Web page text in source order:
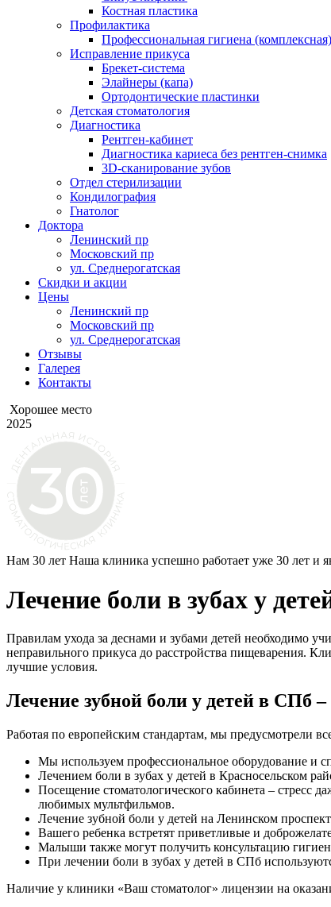
Костная пластика
Профилактика
Профессиональная гигиена (комплексная)
Исправление прикуса
Брекет-система
Элайнеры (капа)
Ортодонтические пластинки
Детская стоматология
Диагностика
Рентген-кабинет
Диагностика кариеса без рентген-снимка
3D-сканирование зубов
Отдел стерилизации
Кондилография
Гнатолог
Доктора
Ленинский пр
Московский пр
ул. Среднерогатская
Скидки и акции
Цены
Ленинский пр
Московский пр
ул. Среднерогатская
Отзывы
Галерея
Контакты
Хорошее место
2025
Нам 30 лет Наша клиника успешно работает уже 30 лет и
Лечение боли в зубах у
Правилам ухода за деснами и зубами детей необходимо
неправильного прикуса до расстройства пищеварения.
лучшие условия.
Лечение зубной боли у детей в СПб
Работая по европейским стандартам, мы предусмотрели
Мы используем профессиональное оборудование и
Лечением боли в зубах у детей в Красносельском
Посещение стоматологического кабинета – стресс
любимых мультфильмов.
Лечение зубной боли у детей на Ленинском
Вашего ребенка встретят приветливые и
Малыши также могут получить консультацию
При лечении боли в зубах у детей в СПб
Наличие у клиники «Ваш стоматолог» лицензии на